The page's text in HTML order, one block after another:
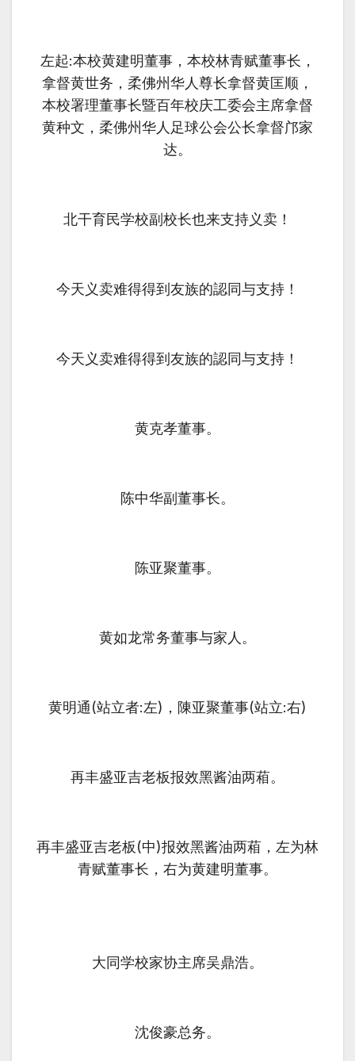
左起:本校黄建明董事，本校林青赋董事长，
拿督黄世务，柔佛州华人尊长拿督黄匡顺，
本校署理董事长暨百年校庆工委会主席拿督
黄种文，柔佛州华人足球公会公长拿督邝家
达。
北干育民学校副校长也来支持义卖！
今天义卖难得得到友族的認同与支持！
今天义卖难得得到友族的認同与支持！
黄克孝董事。
陈中华副董事长。
陈亚聚董事。
黄如龙常务董事与家人。
黄明通(站立者:左)，陳亚聚董事(站立:右)
再丰盛亚吉老板报效黑酱油两葙。
再丰盛亚吉老板(中)报效黑酱油两葙，左为林
青赋董事长，右为黄建明董事。
大同学校家协主席吴鼎浩。
沈俊豪总务。